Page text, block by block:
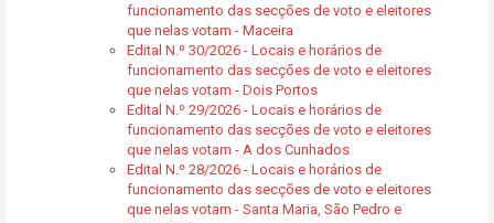
funcionamento das secções de voto e eleitores
que nelas votam - Maceira
Edital N.º 30/2026 - Locais e horários de
funcionamento das secções de voto e eleitores
que nelas votam - Dois Portos
Edital N.º 29/2026 - Locais e horários de
funcionamento das secções de voto e eleitores
que nelas votam - A dos Cunhados
Edital N.º 28/2026 - Locais e horários de
funcionamento das secções de voto e eleitores
que nelas votam - Santa Maria, São Pedro e